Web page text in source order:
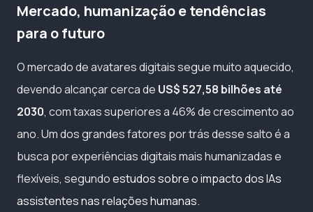
Mercado, humanização e tendências
para o futuro
O mercado de avatares digitais segue muito aquecido,
devendo alcançar cerca de US$ 527,58 bilhões até
2030, com taxas superiores a 46% de crescimento ao
ano. Um dos grandes fatores por trás desse salto é a
busca por experiências digitais mais humanizadas e
flexíveis, segundoestudos sobre o impacto dos IAs
assistentes nas relações humanas.